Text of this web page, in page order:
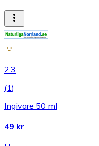
2.3
(1)
Ingivare 50 ml
49 kr